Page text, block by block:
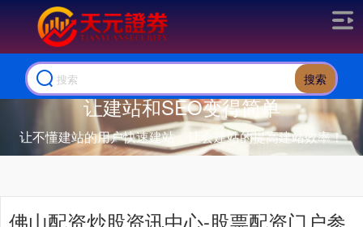
搜索
让建站和SEO变得简单
让不懂建站的用户快速建站，让会建站的提高建站效率！
佛山配资炒股资讯中心-股票配资门户参